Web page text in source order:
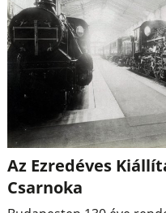
Az Ezredéves
Csarnoka